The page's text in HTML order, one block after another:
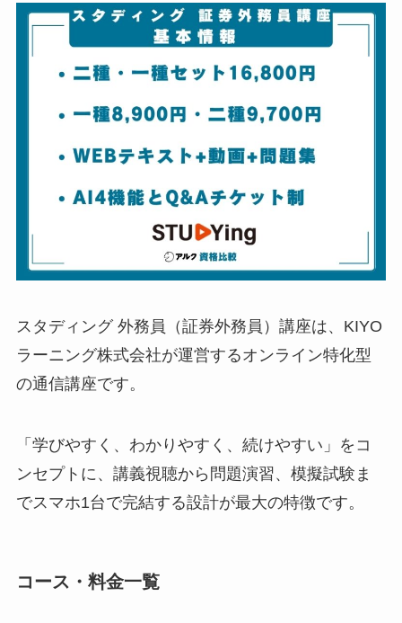
スタディング 外務員（証券外務員）講座は、KIYO
ラーニング株式会社が運営するオンライン特化型
の通信講座です。
「学びやすく、わかりやすく、続けやすい」をコ
ンセプトに、講義視聴から問題演習、模擬試験ま
でスマホ1台で完結する設計が最大の特徴です。
コース・料金一覧